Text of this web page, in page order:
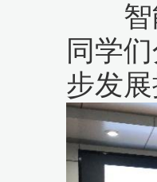
智能
同学
步发